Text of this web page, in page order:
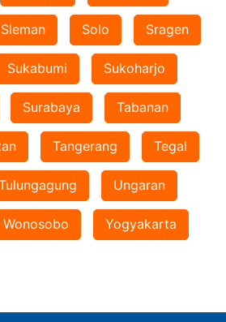
Sleman Solo Sragen
Sukabumi Sukoharjo
Surabaya Tabanan
Tangerang Tegal
Ungaran
Wonosobo Yogyakarta